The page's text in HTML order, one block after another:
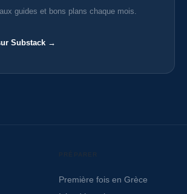
guides et bons plans chaque mois.
Substack →
Première fois en Grèce